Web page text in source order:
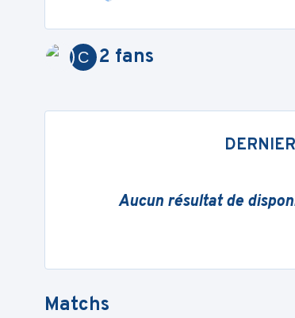
C 2 fans
Aucun résultat de
Matchs